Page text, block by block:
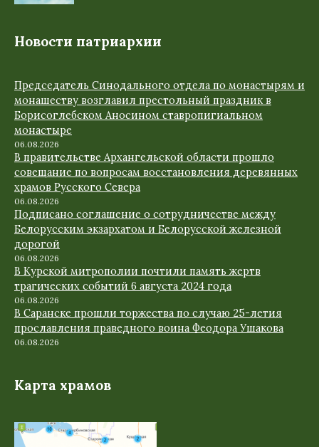
Новости патриархии
Председатель Синодального отдела по монастырям и
монашеству возглавил престольный праздник в
Борисоглебском Аносином ставропигиальном
монастыре
06.08.2026
В правительстве Архангельской области прошло
совещание по вопросам восстановления деревянных
храмов Русского Севера
06.08.2026
Подписано соглашение о сотрудничестве между
Белорусским экзархатом и Белорусской железной
дорогой
06.08.2026
В Курской митрополии почтили память жертв
трагических событий 6 августа 2024 года
06.08.2026
В Саранске прошли торжества по случаю 25-летия
прославления праведного воина Феодора Ушакова
06.08.2026
Карта храмов